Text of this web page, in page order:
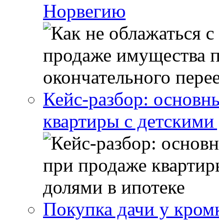
Норвегию
Кейс-разбор:
квартиры с
Покупка дачи у